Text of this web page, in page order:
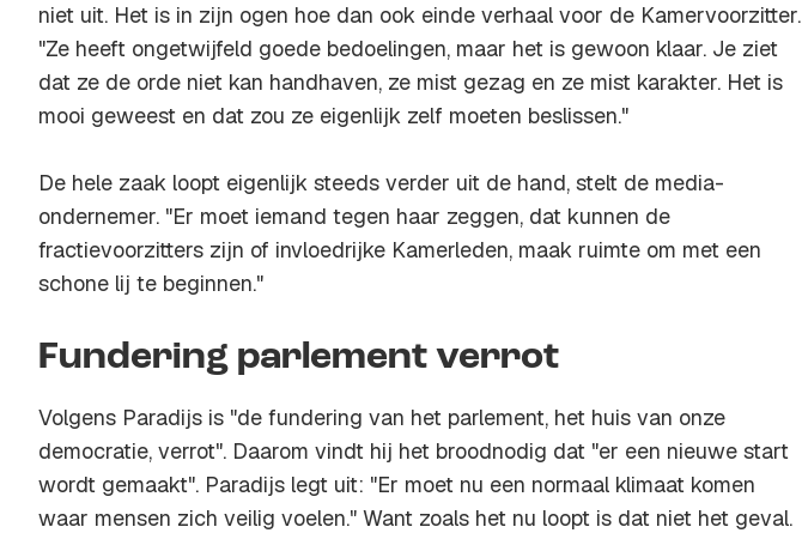
niet uit. Het is in zijn ogen hoe dan ook einde verhaal voor de Kamervoorzitter.
"Ze heeft ongetwijfeld goede bedoelingen, maar het is gewoon klaar. Je ziet
dat ze de orde niet kan handhaven, ze mist gezag en ze mist karakter. Het is
mooi geweest en dat zou ze eigenlijk zelf moeten beslissen."
De hele zaak loopt eigenlijk steeds verder uit de hand, stelt de media-
ondernemer. "Er moet iemand tegen haar zeggen, dat kunnen de
fractievoorzitters zijn of invloedrijke Kamerleden, maak ruimte om met een
schone lij te beginnen."
Fundering parlement verrot
Volgens Paradijs is "de fundering van het parlement, het huis van onze
democratie, verrot". Daarom vindt hij het broodnodig dat "er een nieuwe start
wordt gemaakt". Paradijs legt uit: "Er moet nu een normaal klimaat komen
waar mensen zich veilig voelen." Want zoals het nu loopt is dat niet het geval.